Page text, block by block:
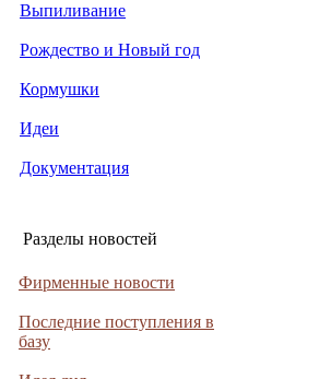
Выпиливание
Рождество и Новый год
Кормушки
Идеи
Документация
Разделы новостей
Фирменные новости
Последние поступления в
базу